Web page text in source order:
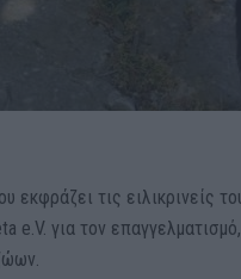
εκφράζει τις ειλικρινείς
e.V. για τον